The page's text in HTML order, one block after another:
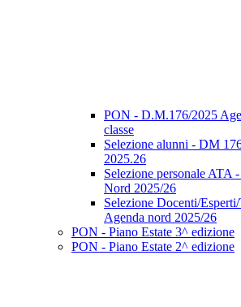
PON - D.M.176/2025
classe
Selezione alunni - DM
2025.26
Selezione personale ATA
Nord 2025/26
Selezione Docenti/
Agenda nord 2025/26
PON - Piano Estate 3^ edizione
PON - Piano Estate 2^ edizione